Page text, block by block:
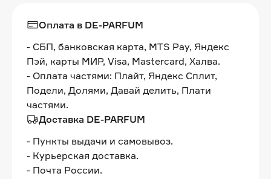
Оплата в DE-PARFUM
- СБП, банковская карта, MTS Pay, Яндекс
Пэй, карты МИР, Visa, Mastercard, Халва.
- Оплата частями: Плайт, Яндекс Сплит,
Подели, Долями, Давай делить, Плати
частями.
Доставка DE-PARFUM
- Пункты выдачи и самовывоз.
- Курьерская доставка.
- Почта России.